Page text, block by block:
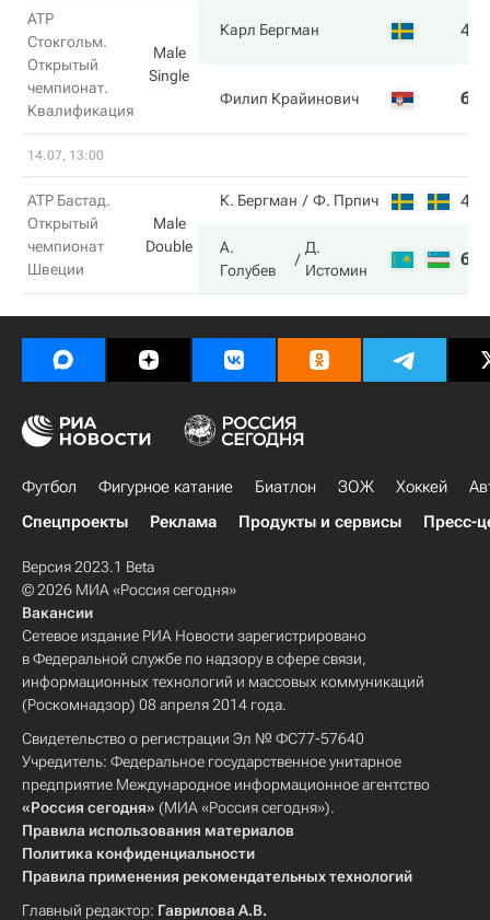
ATP
Стокгольм.
Открытый
чемпионат.
Квалификация
Male
Single
Карл Бергман 4
Филип Крайинович 6
14.07, 13:00
ATP Бастад.
Открытый
чемпионат
Швеции
Male
Double
К. Бергман Ф. Прпич 4
А.
Голубев
Д.
Истомин
6
Футбол Фигурное катание Биатлон ЗОЖ Хоккей
Спецпроекты
Реклама Продукты и сервисы Пресс-
Версия 2023.1 Beta
© 2026 МИА «Россия сегодня»
Вакансии
Сетевое издание РИА Новости зарегистрировано
в Федеральной службе по надзору в сфере связи,
информационных технологий и массовых коммуникаций
(Роскомнадзор) 08 апреля 2014 года.
Свидетельство о регистрации Эл № ФС77-57640
Учредитель: Федеральное государственное унитарное
предприятие Международное информационное агентство
«Россия сегодня» (МИА «Россия сегодня»).
Правила использования материалов
Политика конфиденциальности
Правила применения рекомендательных технологий
Главный редактор: Гаврилова А.В.